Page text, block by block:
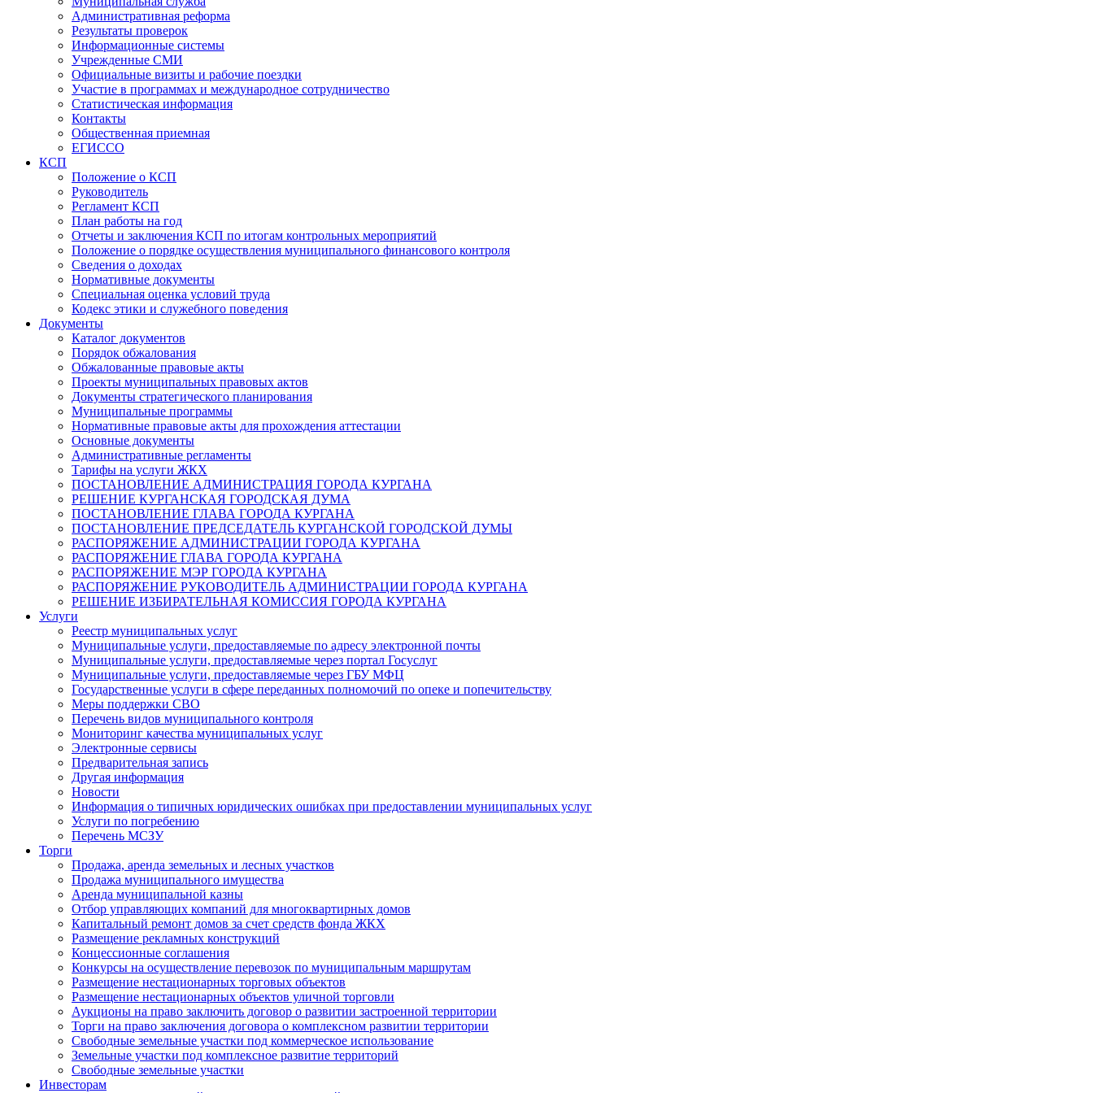
Административная реформа
Результаты проверок
Информационные системы
Учрежденные СМИ
Официальные визиты и рабочие поездки
Участие в программах и международное сотрудничество
Статистическая информация
Контакты
Общественная приемная
ЕГИССО
КСП
Положение о КСП
Руководитель
Регламент КСП
План работы на год
Отчеты и заключения КСП по итогам контрольных мероприятий
Положение о порядке осуществления муниципального финансового контроля
Сведения о доходах
Нормативные документы
Специальная оценка условий труда
Кодекс этики и служебного поведения
Документы
Каталог документов
Порядок обжалования
Обжалованные правовые акты
Проекты муниципальных правовых актов
Документы стратегического планирования
Муниципальные программы
Нормативные правовые акты для прохождения аттестации
Основные документы
Административные регламенты
Тарифы на услуги ЖКХ
ПОСТАНОВЛЕНИЕ АДМИНИСТРАЦИЯ ГОРОДА КУРГАНА
РЕШЕНИЕ КУРГАНСКАЯ ГОРОДСКАЯ ДУМА
ПОСТАНОВЛЕНИЕ ГЛАВА ГОРОДА КУРГАНА
ПОСТАНОВЛЕНИЕ ПРЕДСЕДАТЕЛЬ КУРГАНСКОЙ ГОРОДСКОЙ ДУМЫ
РАСПОРЯЖЕНИЕ АДМИНИСТРАЦИИ ГОРОДА КУРГАНА
РАСПОРЯЖЕНИЕ ГЛАВА ГОРОДА КУРГАНА
РАСПОРЯЖЕНИЕ МЭР ГОРОДА КУРГАНА
РАСПОРЯЖЕНИЕ РУКОВОДИТЕЛЬ АДМИНИСТРАЦИИ ГОРОДА КУРГАНА
РЕШЕНИЕ ИЗБИРАТЕЛЬНАЯ КОМИССИЯ ГОРОДА КУРГАНА
Услуги
Реестр муниципальных услуг
Муниципальные услуги, предоставляемые по адресу электронной почты
Муниципальные услуги, предоставляемые через портал Госуслуг
Муниципальные услуги, предоставляемые через ГБУ МФЦ
Государственные услуги в сфере переданных полномочий по опеке и попечительству
Меры поддержки СВО
Перечень видов муниципального контроля
Мониторинг качества муниципальных услуг
Электронные сервисы
Предварительная запись
Другая информация
Новости
Информация о типичных юридических ошибках при предоставлении муниципальных услуг
Услуги по погребению
Перечень МСЗУ
Торги
Продажа, аренда земельных и лесных участков
Продажа муниципального имущества
Аренда муниципальной казны
Отбор управляющих компаний для многоквартирных домов
Капитальный ремонт домов за счет средств фонда ЖКХ
Размещение рекламных конструкций
Концессионные соглашения
Конкурсы на осуществление перевозок по муниципальным маршрутам
Размещение нестационарных торговых объектов
Размещение нестационарных объектов уличной торговли
Аукционы на право заключить договор о развитии застроенной территории
Торги на право заключения договора о комплексном развитии территории
Свободные земельные участки под коммерческое использование
Земельные участки под комплексное развитие территорий
Свободные земельные участки
Инвесторам